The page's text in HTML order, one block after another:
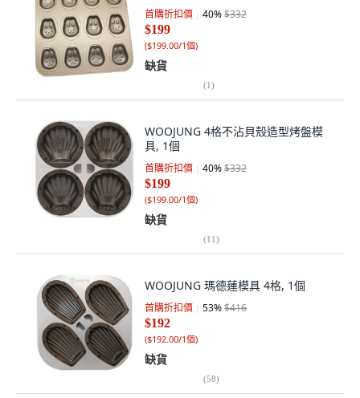
首購折扣價 40%$332
$199
($199.00/1個)
缺貨
(1)
WOOJUNG 4格不沾貝殼造型烤盤模
具, 1個
首購折扣價 40%$332
$199
($199.00/1個)
缺貨
(11)
WOOJUNG 瑪德蓮模具 4格, 1個
首購折扣價 53%$416
$192
($192.00/1個)
缺貨
(58)